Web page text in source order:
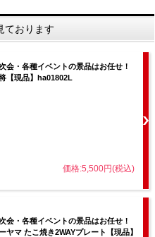
ております
会・各種イベントの景品はお任せ！
【現品】ha01802L
価格:5,500円(税込)
会・各種イベントの景品はお任せ！
ヤマ たこ焼き2WAYプレート【現品】